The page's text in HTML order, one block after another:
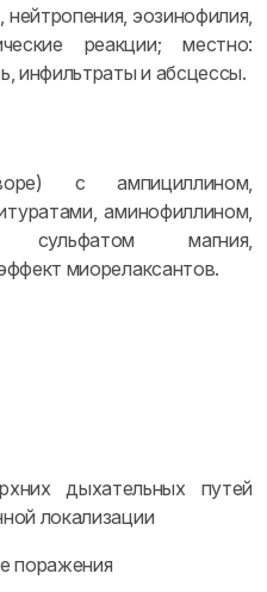
эозинофилия,
реакции; местно:
инфильтраты и абсцессы.
с ампициллином,
аминофиллином,
сульфатом магния,
миорелаксантов.
дыхательных путей
локализации
поражения